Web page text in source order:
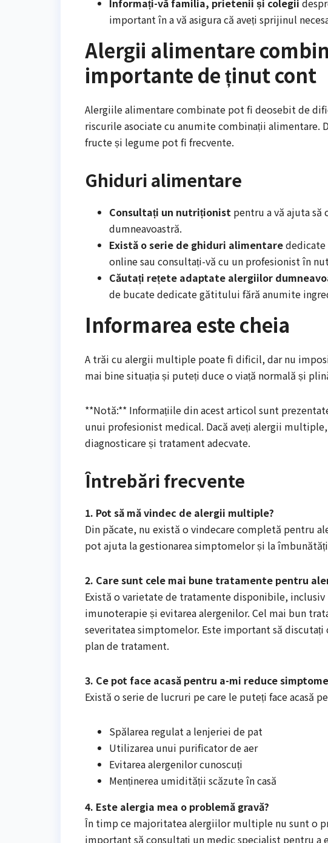
Informați-vă familia, prietenii și colegii
important în a vă asigura că aveți sprijinul
Alergii alimentare
importante de ținut cont
Alergiile alimentare combinate pot fi deosebit de
riscurile asociate cu anumite combinații
fructe și legume pot fi frecvente.
Ghiduri alimentare
Consultați un nutriționist pentru a vă ajuta
dumneavoastră.
Există o serie de ghiduri alimentare
online sau consultați-vă cu un profesionist în
Căutați rețete adaptate alergiilor
de bucate dedicate gătitului fără anumite
Informarea este cheia
A trăi cu alergii multiple poate fi dificil, dar nu
mai bine situația și puteți duce o viață normală și
**Notă:** Informațiile din acest articol sunt
unui profesionist medical. Dacă aveți alergii
diagnosticare și tratament adecvate.
Întrebări frecvente
1. Pot să mă vindec de alergii multiple?
Din păcate, nu există o vindecare completă pentru
pot ajuta la gestionarea simptomelor și la
2. Care sunt cele mai bune tratamente pentru
Există o varietate de tratamente disponibile,
imunoterapie și evitarea alergenilor. Cel mai bun
severitatea simptomelor. Este important să
plan de tratament.
3. Ce pot face acasă pentru a-mi reduce
Există o serie de lucruri pe care le puteți face acasă
Spălarea regulat a lenjeriei de pat
Utilizarea unui purificator de aer
Evitarea alergenilor cunoscuți
Menținerea umidității scăzute în casă
4. Este alergia mea o problemă gravă?
În timp ce majoritatea alergiilor multiple nu sunt o
important să consultați un medic specialist pentru a